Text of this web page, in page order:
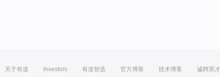
关于有道 Investors 有道智选 官方博客 技术博客 诚聘英才